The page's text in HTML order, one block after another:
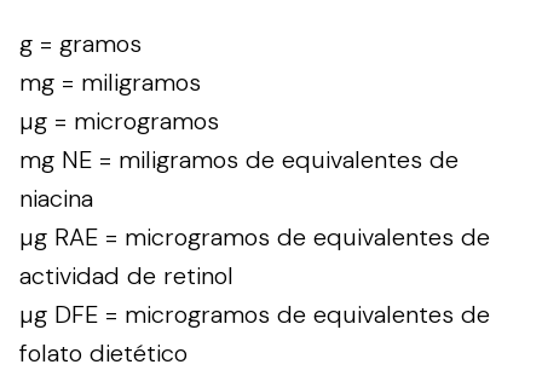
g = gramos
mg = miligramos
µg = microgramos
mg NE = miligramos de equivalentes de
niacina
µg RAE = microgramos de equivalentes de
actividad de retinol
µg DFE = microgramos de equivalentes de
folato dietético